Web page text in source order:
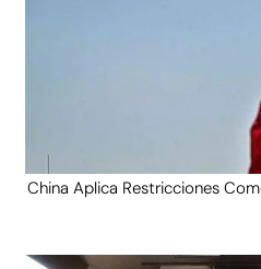
China Aplica Restricciones